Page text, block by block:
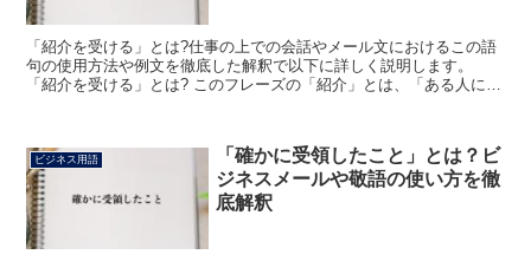
「紹介を受ける」とは?仕事の上での会話やメール文におけるこの語
句の使用方法や例文を徹底した解釈で以下に詳しく説明します。
「紹介を受ける」とは? このフレーズの「紹介」とは、「ある人に仲
ビジネス用語
「確かに受領したこと」とは？ビ
ジネスメールや敬語の使い方を徹
底解釈